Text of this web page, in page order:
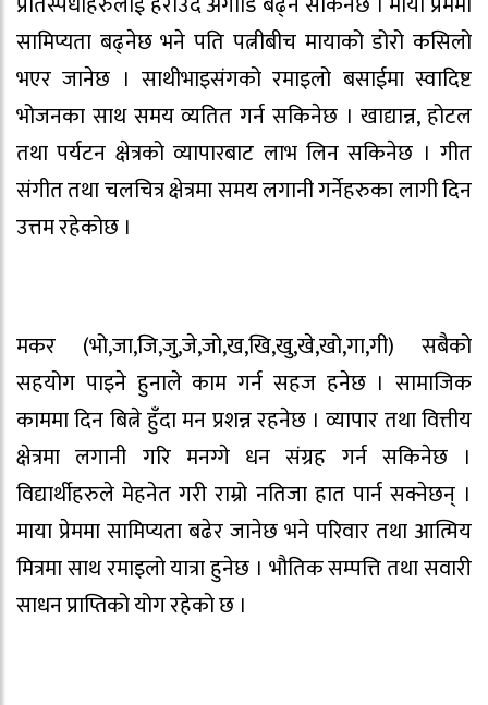
सामिप्यता बढ्नेछ भने पति पत्नीबीच मायाको डोरो कसिलो
भएर जानेछ । साथीभाइसंगको रमाइलो बसाईमा स्वादिष्ट
भोजनका साथ समय व्यतित गर्न सकिनेछ । खाद्यान्न, होटल
तथा पर्यटन क्षेत्रको व्यापारबाट लाभ लिन सकिनेछ । गीत
संगीत तथा चलचित्र क्षेत्रमा समय लगानी गर्नेहरुका लागी दिन
उत्तम रहेकोछ ।
मकर (भो,जा,जि,जु,जे,जो,ख,खि,खु,खे,खो,गा,गी) सबैको
सहयोग पाइने हुनाले काम गर्न सहज हनेछ । सामाजिक
काममा दिन बित्ने हुँदा मन प्रशन्न रहनेछ । व्यापार तथा वित्तीय
क्षेत्रमा लगानी गरि मनग्गे धन संग्रह गर्न सकिनेछ ।
विद्यार्थीहरुले मेहनेत गरी राम्रो नतिजा हात पार्न सक्नेछन् ।
माया प्रेममा सामिप्यता बढेर जानेछ भने परिवार तथा आत्मिय
मित्रमा साथ रमाइलो यात्रा हुनेछ । भौतिक सम्पत्ति तथा सवारी
साधन प्राप्तिको योग रहेको छ ।